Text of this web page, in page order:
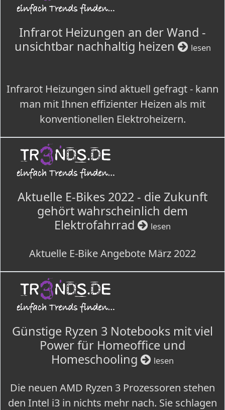
Infrarot Heizungen an der Wand -
unsichtbar nachhaltig heizen
lesen
Infrarot Heizungen sind aktuell gefragt - kann
man mit Ihnen effizienter Heizen als mit
konventionellen Elektroheizern.
Aktuelle E-Bikes 2022 - die Zukunft
gehört wahrscheinlich dem
Elektrofahrrad
lesen
Aktuelle E-Bike Angebote März 2022
Günstige Ryzen 3 Notebooks mit viel
Power für Homeoffice und
Homeschooling
lesen
Die neuen AMD Ryzen 3 Prozessoren stehen
den Intel i3 in nichts mehr nach. Sie schlagen